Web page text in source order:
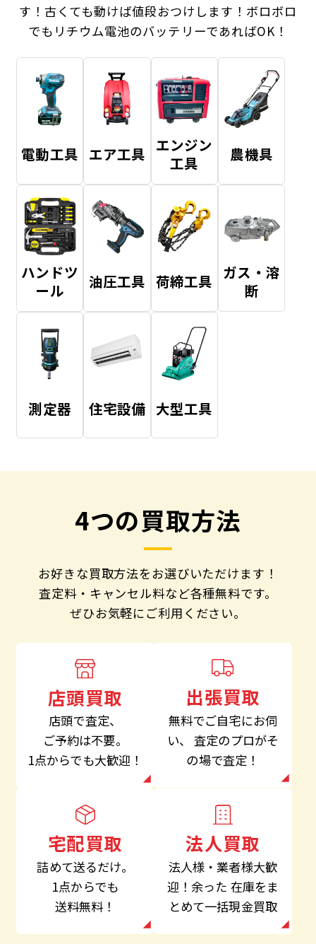
す！ 古くても動けば値段おつけします！ボロボロ
でもリチウム電池のバッテリーであればOK！
電動工具 エア工具 エンジン
工具
農機具
ハンドツ
ール
油圧工具 荷締工具 ガス・溶
断
測定器 住宅設備 大型工具
4つの買取方法
お好きな買取方法をお選びいただけます！
査定料・キャンセル料など各種無料です。
ぜひお気軽にご利用ください。
店頭買取
店頭で査定、
ご予約は不要。
1点からでも大歓迎！
出張買取
無料でご自宅にお伺
い、
査定のプロがそ
の場で査定！
宅配買取
詰めて送るだけ。
1点からでも
送料無料！
法人買取
法人様・業者様大歓
迎！余った 在庫をま
とめて一括現金買取